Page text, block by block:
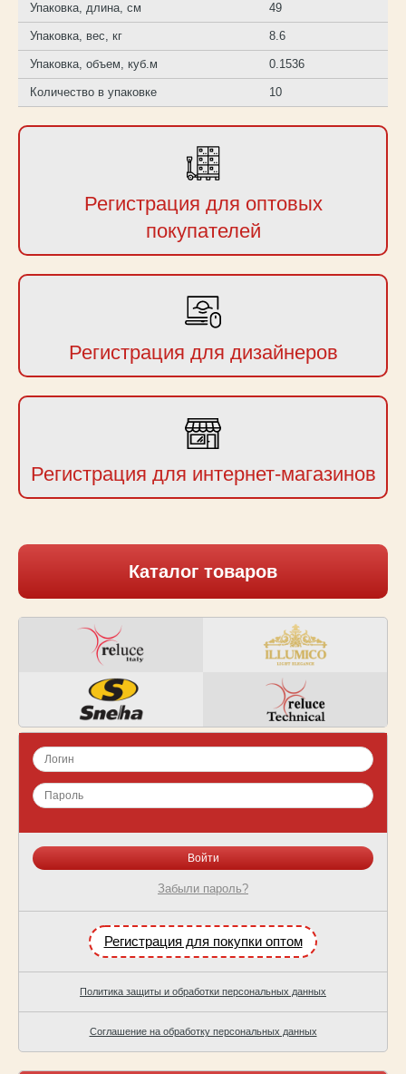
Упаковка, длина, см 49
Упаковка, вес, кг 8.6
Упаковка, объем, куб.м 0.1536
Количество в упаковке 10
Регистрация для оптовых
покупателей
Регистрация для дизайнеров
Регистрация для интернет-магазинов
Каталог товаров
Забыли пароль?
Регистрация для покупки оптом
Политика защиты и обработки персональных данных
Соглашение на обработку персональных данных